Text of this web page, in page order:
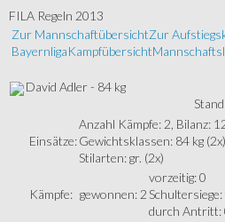
FILA Regeln 2013
Zur MannschaftübersichtZur
BayernligaKampfübersicht
David Adler - 84 kg
Einsätze:
Anzahl Kämpfe: 2, Bilanz:
Gewichtsklassen: 84 kg (2x)
Stilarten: gr. (2x)
Kämpfe: gewonnen: 2
vorzeitig: 0
Schultersiege:
durch Antritt: